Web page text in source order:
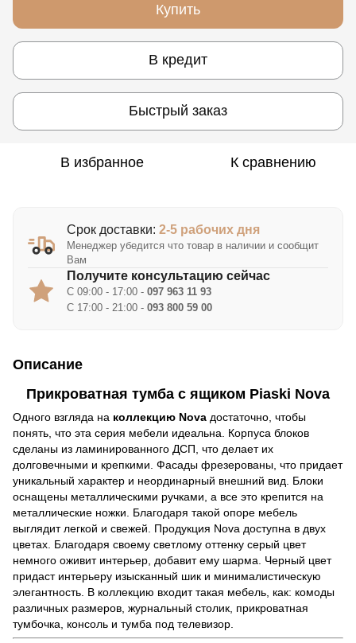
Купить
В кредит
Быстрый заказ
В избранное К сравнению
Срок доставки: 2-5 рабочих дня
Менеджер убедится что товар в наличии и сообщит
Вам
Получите консультацию сейчас
С 09:00 - 17:00 - 097 963 11 93
С 17:00 - 21:00 - 093 800 59 00
Описание
Прикроватная тумба с ящиком Piaski Nova
Одного взгляда на коллекцию Nova достаточно, чтобы
понять, что эта серия мебели идеальна. Корпуса блоков
сделаны из ламинированного ДСП, что делает их
долговечными и крепкими. Фасады фрезерованы, что придает
уникальный характер и неординарный внешний вид. Блоки
оснащены металлическими ручками, а все это крепится на
металлические ножки. Благодаря такой опоре мебель
выглядит легкой и свежей. Продукция Nova доступна в двух
цветах. Благодаря своему светлому оттенку серый цвет
немного оживит интерьер, добавит ему шарма. Черный цвет
придаст интерьеру изысканный шик и минималистическую
элегантность. В коллекцию входит такая мебель, как: комоды
различных размеров, журнальный столик, прикроватная
тумбочка, консоль и тумба под телевизор.